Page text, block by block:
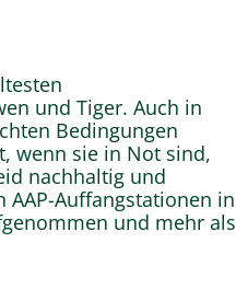
und Tiger. Auch in
Bedingungen
wenn sie in Not sind,
nachhaltig und
Auffangstationen in
und mehr als